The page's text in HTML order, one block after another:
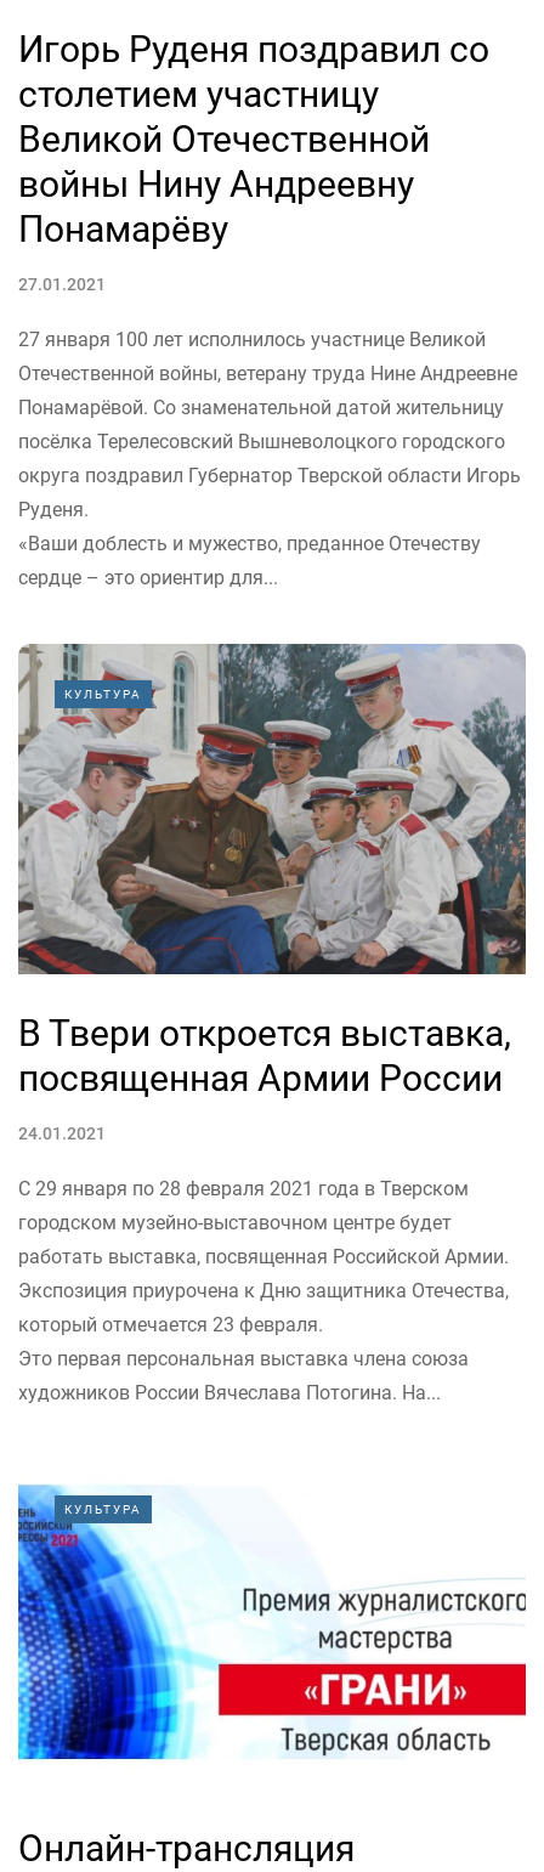
Игорь Руденя поздравил со
столетием участницу
Великой Отечественной
войны Нину Андреевну
Понамарёву
27.01.2021
27 января 100 лет исполнилось участнице Великой
Отечественной войны, ветерану труда Нине Андреевне
Понамарёвой. Со знаменательной датой жительницу
посёлка Терелесовский Вышневолоцкого городского
округа поздравил Губернатор Тверской области Игорь
Руденя.
«Ваши доблесть и мужество, преданное Отечеству
сердце – это ориентир для...
КУЛЬТУРА
В Твери откроется выставка,
посвященная Армии России
24.01.2021
С 29 января по 28 февраля 2021 года в Тверском
городском музейно-выставочном центре будет
работать выставка, посвященная Российской Армии.
Экспозиция приурочена к Дню защитника Отечества,
который отмечается 23 февраля.
Это первая персональная выставка члена союза
художников России Вячеслава Потогина. На...
КУЛЬТУРА
Онлайн-трансляция